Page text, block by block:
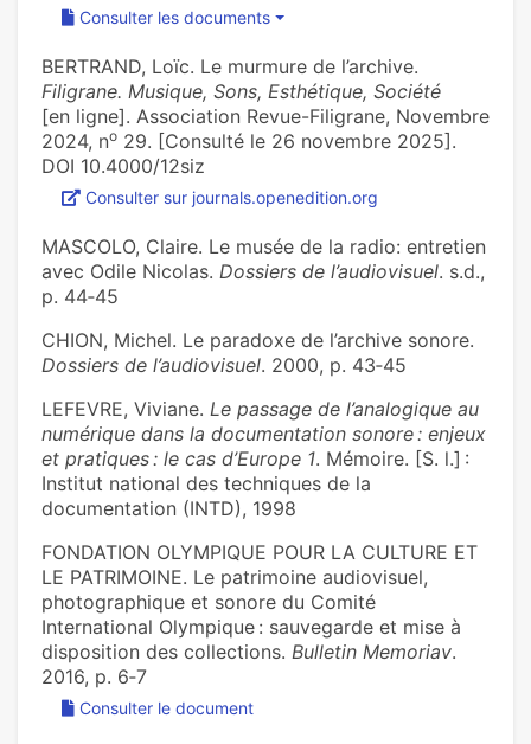
Consulter les documents
BERTRAND, Loïc. Le murmure de l’archive.
Filigrane. Musique, Sons, Esthétique, Société
[en ligne]. Association Revue-Filigrane, Novembre
2024, no 29. [Consulté le 26 novembre 2025].
DOI 10.4000/12siz
Consulter sur journals.openedition.org
MASCOLO, Claire. Le musée de la radio: entretien
avec Odile Nicolas. Dossiers de l’audiovisuel. s.d.,
p. 44‑45
CHION, Michel. Le paradoxe de l’archive sonore.
Dossiers de l’audiovisuel. 2000, p. 43‑45
LEFEVRE, Viviane. Le passage de l’analogique au
numérique dans la documentation sonore : enjeux
et pratiques : le cas d’Europe 1. Mémoire. [S. l.] :
Institut national des techniques de la
documentation (INTD), 1998
FONDATION OLYMPIQUE POUR LA CULTURE ET
LE PATRIMOINE. Le patrimoine audiovisuel,
photographique et sonore du Comité
International Olympique : sauvegarde et mise à
disposition des collections. Bulletin Memoriav.
2016, p. 6‑7
Consulter le document